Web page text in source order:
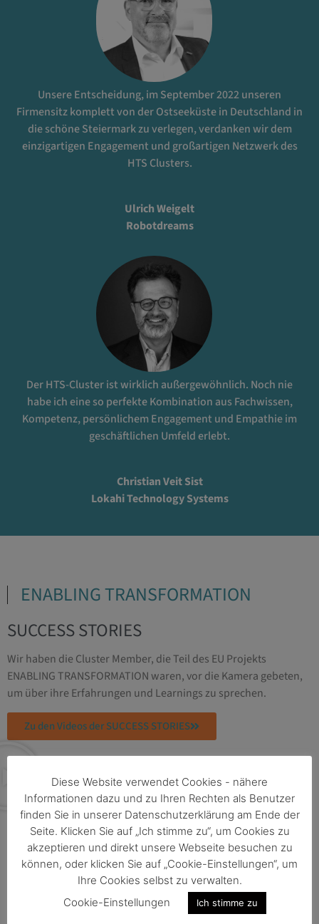
Unsere Entscheidung, im September 2022 unseren
Firmensitz komplett von der Ostseeküste in Deutschland in
die schöne Steiermark zu verlegen, verdanken wir dem
einzigartigen Engagement und großartigen Netzwerk des
HTS Clusters.
Ulrich Weigelt
Robotdreams
Der HTS-Cluster ist wirklich außergewöhnlich. Noch nie
habe ich eine so perfekte Kombination aus Fachwissen,
Kompetenz, persönlichem Engagement und Empathie im
geschäftlichen Umfeld erlebt.
Christian Veit Sist
Lokahi Technology Systems
ENABLING TRANSFORMATION
SUCCESS STORIES
Wir haben die Cluster Member, die Teil des EU Projekts
ENABLING TRANSFORMATION waren, vor die Kamera gebeten,
um über ihre Erfahrungen und Learnings zu sprechen.
Zu den Videos der SUCCESS STORIES
SCHWERPUNKTE
Diese Website verwendet Cookies - nähere
Informationen dazu und zu Ihren Rechten als Benutzer
finden Sie in unserer Datenschutzerklärung am Ende der
Seite. Klicken Sie auf „Ich stimme zu“, um Cookies zu
akzeptieren und direkt unsere Webseite besuchen zu
können, oder klicken Sie auf „Cookie-Einstellungen“, um
Ihre Cookies selbst zu verwalten.
Cookie-Einstellungen
Ich stimme zu